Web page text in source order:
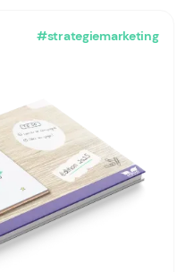
#strategiemarketing